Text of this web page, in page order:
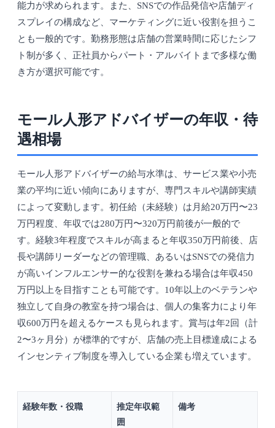
能力が求められます。また、SNSでの作品発信や店舗ディ
スプレイの構成など、マーケティングに近い役割を担うこ
とも一般的です。勤務形態は店舗の営業時間に応じたシフ
ト制が多く、正社員からパート・アルバイトまで多様な働
き方が選択可能です。
モール人形アドバイザーの年収・待
遇相場
モール人形アドバイザーの給与水準は、サービス業や小売
業の平均に近い傾向にありますが、専門スキルや講師実績
によって変動します。初任給（未経験）は月給20万円〜23
万円程度、年収では280万円〜320万円前後が一般的で
す。経験3年程度でスキルが高まると年収350万円前後、店
長や講師リーダーなどの管理職、あるいはSNSでの発信力
が高いインフルエンサー的な役割を兼ねる場合は年収450
万円以上を目指すことも可能です。10年以上のベテランや
独立して自身の教室を持つ場合は、個人の集客力により年
収600万円を超えるケースも見られます。賞与は年2回（計
2〜3ヶ月分）が標準的ですが、店舗の売上目標達成による
インセンティブ制度を導入している企業も増えています。
経験年数・役職
推定年収範
囲
備考